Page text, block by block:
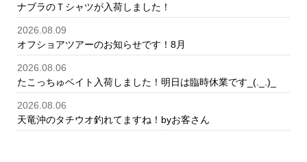
ナブラのＴシャツが入荷しました！
2026.08.09
オフショアツアーのお知らせです！8月
2026.08.06
たこっちゅベイト入荷しました！明日は臨時休業です_(._.)_
2026.08.06
天竜沖のタチウオ釣れてますね！byお客さん